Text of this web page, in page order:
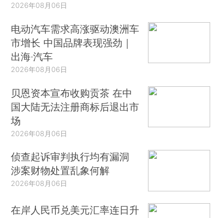
2026年08月06日
电动汽车需求高涨驱动澳洲车
市增长 中国品牌表现强劲｜
出海·汽车
2026年08月06日
贝恩资本宣布收购贡茶 在中
国大陆无法注册商标后退出市
场
2026年08月06日
侦查起诉审判执行均有漏洞
涉案财物处置乱象何解
2026年08月06日
在岸人民币兑美元汇率连日升